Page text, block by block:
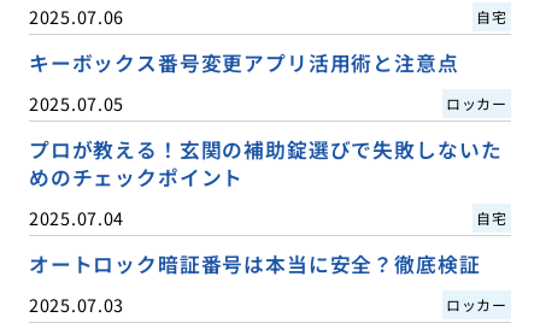
2025.07.06 自宅
キーボックス番号変更アプリ活用術と注意点
2025.07.05 ロッカー
プロが教える！玄関の補助錠選びで失敗しないた
めのチェックポイント
2025.07.04 自宅
オートロック暗証番号は本当に安全？徹底検証
2025.07.03 ロッカー